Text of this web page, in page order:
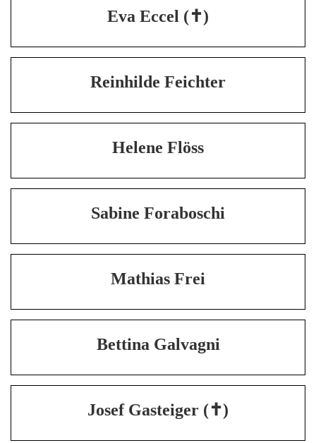
Eva Eccel (✝)
Reinhilde Feichter
Helene Flöss
Sabine Foraboschi
Mathias Frei
Bettina Galvagni
Josef Gasteiger (✝)